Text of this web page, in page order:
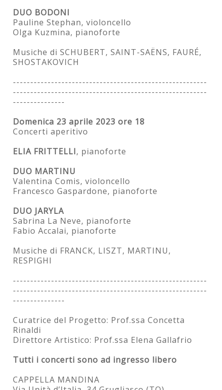
DUO BODONI
Pauline Stephan, violoncello
Olga Kuzmina, pianoforte
Musiche di SCHUBERT, SAINT-SAËNS, FAURÉ,
SHOSTAKOVICH
--------------------------------------------------------
--------------------------------------------------------
---------------
Domenica 23 aprile 2023 ore 18
Concerti aperitivo
ELIA FRITTELLI, pianoforte
DUO MARTINU
Valentina Comis, violoncello
Francesco Gaspardone, pianoforte
DUO JARYLA
Sabrina La Neve, pianoforte
Fabio Accalai, pianoforte
Musiche di FRANCK, LISZT, MARTINU,
RESPIGHI
--------------------------------------------------------
--------------------------------------------------------
---------------
Curatrice del Progetto: Prof.ssa Concetta
Rinaldi
Direttore Artistico: Prof.ssa Elena Gallafrio
Tutti i concerti sono ad ingresso libero
CAPPELLA MANDINA